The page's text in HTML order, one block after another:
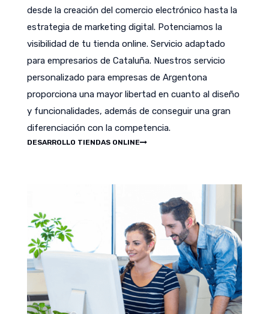
desde la creación del comercio electrónico hasta la
estrategia de marketing digital. Potenciamos la
visibilidad de tu tienda online. Servicio adaptado
para empresarios de Cataluña. Nuestros servicio
personalizado para empresas de Argentona
proporciona una mayor libertad en cuanto al diseño
y funcionalidades, además de conseguir una gran
diferenciación con la competencia.
DESARROLLO TIENDAS ONLINE